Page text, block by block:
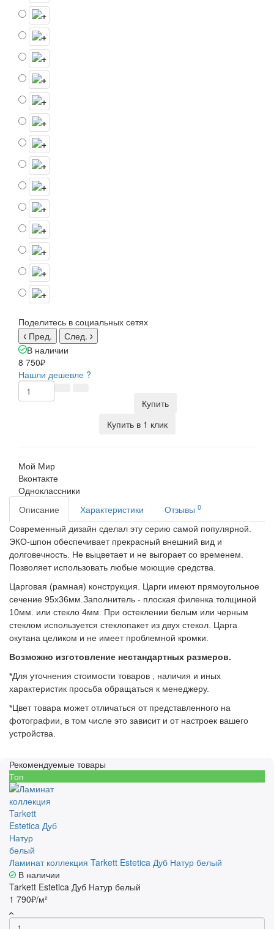
Поделитесь в социальных сетях
Пред.
След.
В наличии
8 750₽
Нашли дешевле ?
Купить
Купить в 1 клик
Мой Мир
Вконтакте
Одноклассники
Описание
Характеристики Отзывы 0
Современный дизайн сделал эту серию самой популярной.
ЭКО-шпон обеспечивает прекрасный внешний вид и
долговечность. Не выцветает и не выгорает со временем.
Позволяет использовать любые моющие средства.
Царговая (рамная) конструкция. Царги имеют прямоугольное
сечение 95х36мм.Заполнитель - плоская филенка толщиной
10мм. или стекло 4мм. При остеклении белым или черным
стеклом используется стеклопакет из двух стекол. Царга
окутана целиком и не имеет проблемной кромки.
Возможно изготовление нестандартных размеров.
*Для уточнения стоимости товаров , наличия и иных
характеристик просьба обращаться к менеджеру.
*Цвет товара может отличаться от представленного на
фотографии, в том числе это зависит и от настроек вашего
устройства.
Рекомендуемые товары
Топ
Ламинат коллекция Tarkett Estetica Дуб Натур белый
В наличии
Tarkett Estetica Дуб Натур белый
1 790₽/м²